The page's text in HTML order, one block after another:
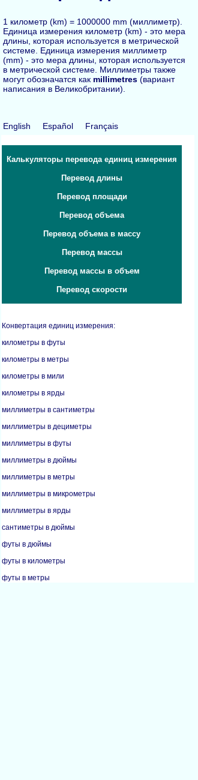
1 километр (km) = 1000000 mm (миллиметр).
Единица измерения километр (km) - это мера
длины, которая используется в метрической
системе. Единица измерения миллиметр
(mm) - это мера длины, которая используется
в метрической системе. Миллиметры также
могут обозначатся как millimetres (вариант
написания в Великобритании).
English Español Français
Калькуляторы перевода единиц измерения
Перевод длины
Перевод площади
Перевод объема
Перевод объема в массу
Перевод массы
Перевод массы в объем
Перевод скорости
Конвертация единиц измерения:
километры в футы
километры в метры
километры в мили
километры в ярды
миллиметры в сантиметры
миллиметры в дециметры
миллиметры в футы
миллиметры в дюймы
миллиметры в метры
миллиметры в микрометры
миллиметры в ярды
сантиметры в дюймы
футы в дюймы
футы в километры
футы в метры